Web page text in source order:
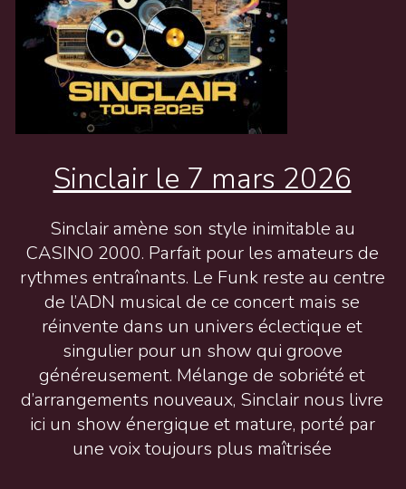
Sinclair le 7 mars 2026
Sinclair amène son style inimitable au
CASINO 2000. Parfait pour les amateurs de
rythmes entraînants. Le Funk reste au centre
de l’ADN musical de ce concert mais se
réinvente dans un univers éclectique et
singulier pour un show qui groove
généreusement. Mélange de sobriété et
d’arrangements nouveaux, Sinclair nous livre
ici un show énergique et mature, porté par
une voix toujours plus maîtrisée